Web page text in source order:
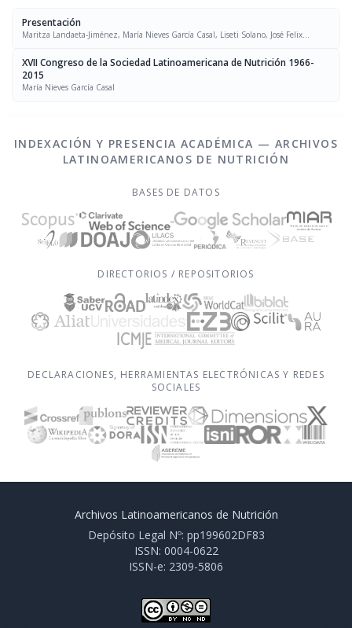
Presentación
Maritza Landaeta-Jiménez, María Nieves García Casal, Liseti Solano, José Felix
XVII Congreso de la Sociedad Latinoamericana de Nutrición 1966-
2015
María Nieves García Casal
INDEXACIÓN Y PRESENCIA ACADÉMICA — ARCHIVOS
LATINOAMERICANOS DE NUTRICIÓN
BASES DE DATOS
DIRECTORIOS / REPOSITORIOS
DECLARACIONES, HERRAMIENTAS ELECTRÓNICAS Y REDES
SOCIALES
Archivos Latinoamericanos de Nutrición
Depósito Legal Nº: pp199602DF83
ISSN: 0004-0622
ISSN-e: 2309-5806